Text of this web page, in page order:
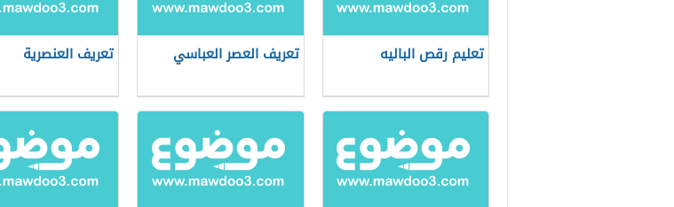
تعليم رقص الباليه تعريف العصر العباسي تعريف العنصرية